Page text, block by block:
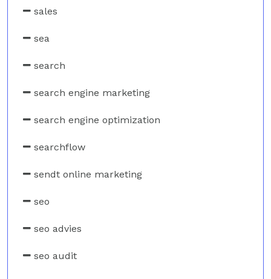
sales
sea
search
search engine marketing
search engine optimization
searchflow
sendt online marketing
seo
seo advies
seo audit